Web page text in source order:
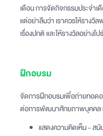
เดือน การจัดกิจกรรมประจำ
แต่อย่าลืมว่า เราควรให้รางวั
เรื่องปกติ และให้รางวัลอย่างโ
ฝึกอบรม
จัดการฝึกอบรมเพื่อถ่ายทอดอ
ต่อการพัฒนาศักยภาพบุคคล
แสดงความคิดเห็น - ส